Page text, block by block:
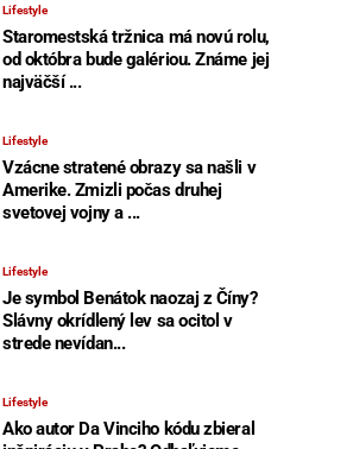
Lifestyle
Staromestská tržnica má novú rolu,
od októbra bude galériou. Známe jej
najväčší ...
Lifestyle
Vzácne stratené obrazy sa našli v
Amerike. Zmizli počas druhej
svetovej vojny a ...
Lifestyle
Je symbol Benátok naozaj z Číny?
Slávny okrídlený lev sa ocitol v
strede nevídan...
Lifestyle
Ako autor Da Vinciho kódu zbieral